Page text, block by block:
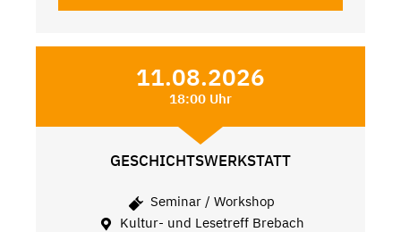
11.08.2026
18:00 Uhr
GESCHICHTSWERKSTATT
Seminar / Workshop
Kultur- und Lesetreff Brebach